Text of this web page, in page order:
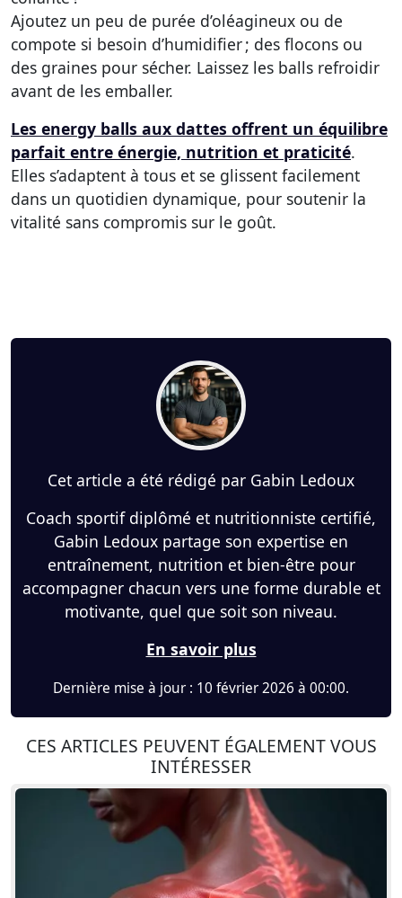
Ajoutez un peu de purée d’oléagineux ou de
compote si besoin d’humidifier ; des flocons ou
des graines pour sécher. Laissez les balls refroidir
avant de les emballer.
Les energy balls aux dattes offrent un équilibre
parfait entre énergie, nutrition et praticité.
Elles s’adaptent à tous et se glissent facilement
dans un quotidien dynamique, pour soutenir la
vitalité sans compromis sur le goût.
Cet article a été rédigé par Gabin Ledoux
Coach sportif diplômé et nutritionniste certifié,
Gabin Ledoux partage son expertise en
entraînement, nutrition et bien-être pour
accompagner chacun vers une forme durable et
motivante, quel que soit son niveau.
En savoir plus
Dernière mise à jour : 10 février 2026 à 00:00.
CES ARTICLES PEUVENT ÉGALEMENT VOUS
INTÉRESSER